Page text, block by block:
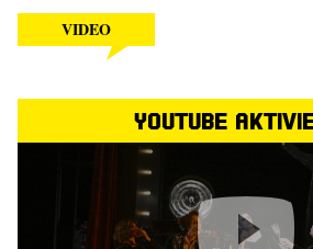
VIDEO
YouTube